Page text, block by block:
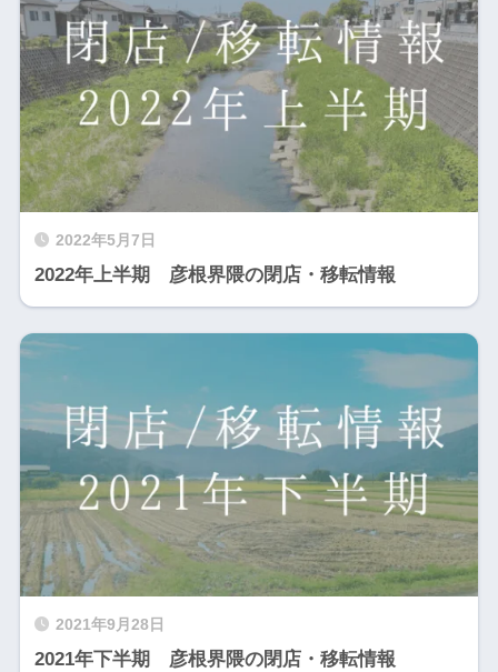
2022年5月7日
2022年上半期 彦根界隈の閉店・移転情報
2021年9月28日
2021年下半期 彦根界隈の閉店・移転情報